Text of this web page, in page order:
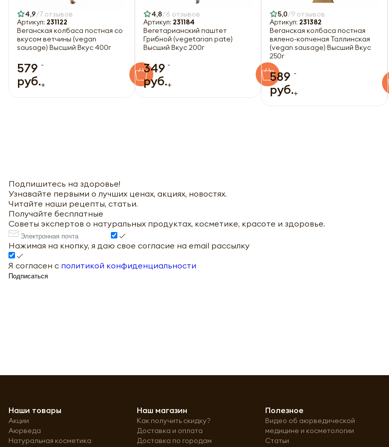
4,9 7 отзывов
Артикул: 231122
Веганская колбаса постная со
вкусом ветчины (vegan
sausage) Высший Вкус 400г
579
руб.
-
+
4,8 6 отзывов
Артикул: 231184
Вегетарианский паштет
Грибной (vegetarian pate)
Высший Вкус 200г
349
руб.
-
+
5,0 9 отзывов
Артикул: 231382
Веганская колбаса постная
вялено-копченая Таллинская
(vegan sausage) Высший Вкус
250г
589
руб.
-
+
Подпишитесь на здоровье!
Узнавайте первыми о лучших ценах, акциях, новостях.
Читайте наши рецепты, статьи.
Получайте бесплатные
Советы экспертов о натуральных продуктах, косметике, красоте и здоровье.
Нажимая на кнопку, я даю свое согласие на email рассылку
Я согласен с политикой конфиденциальности
Подписаться
Наши товары
Акции
Аюрведа
Натуральная косметика
Наш магазин
Как получить скидку?
Доставка и оплата
Доставка по городам
Полезное
Видео об аюрведической
медицине и косметологии
Статьи